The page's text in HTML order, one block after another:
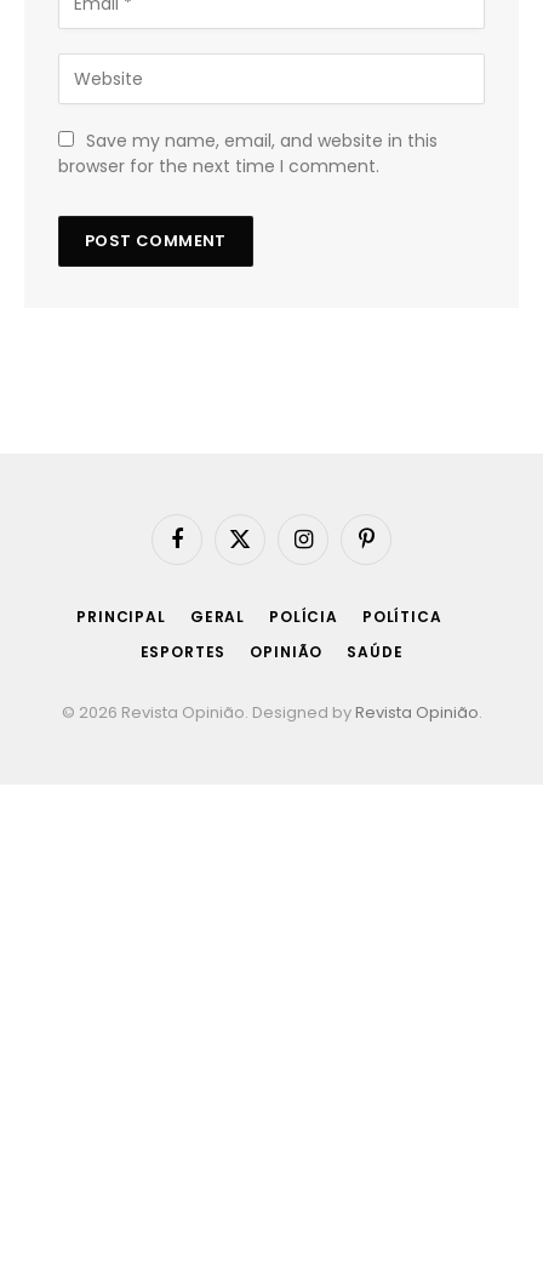
Save my name, email, and website in this
browser for the next time I comment.
Facebook
X
InstagramPinterest
PRINCIPAL GERAL POLÍCIA
POLÍTICA
ESPORTES
OPINIÃO SAÚDE
© 2026 Revista Opinião. Designed by Revista Opinião.